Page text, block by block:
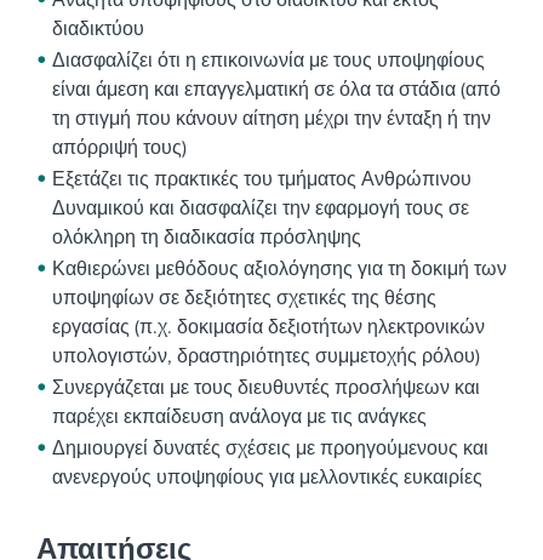
διαδικτύου
Διασφαλίζει ότι η επικοινωνία με τους υποψηφίους
είναι άμεση και επαγγελματική σε όλα τα στάδια (από
τη στιγμή που κάνουν αίτηση μέχρι την ένταξη ή την
απόρριψή τους)
Εξετάζει τις πρακτικές του τμήματος Ανθρώπινου
Δυναμικού και διασφαλίζει την εφαρμογή τους σε
ολόκληρη τη διαδικασία πρόσληψης
Καθιερώνει μεθόδους αξιολόγησης για τη δοκιμή των
υποψηφίων σε δεξιότητες σχετικές της θέσης
εργασίας (π.χ. δοκιμασία δεξιοτήτων ηλεκτρονικών
υπολογιστών, δραστηριότητες συμμετοχής ρόλου)
Συνεργάζεται με τους διευθυντές προσλήψεων και
παρέχει εκπαίδευση ανάλογα με τις ανάγκες
Δημιουργεί δυνατές σχέσεις με προηγούμενους και
ανενεργούς υποψηφίους για μελλοντικές ευκαιρίες
Απαιτήσεις